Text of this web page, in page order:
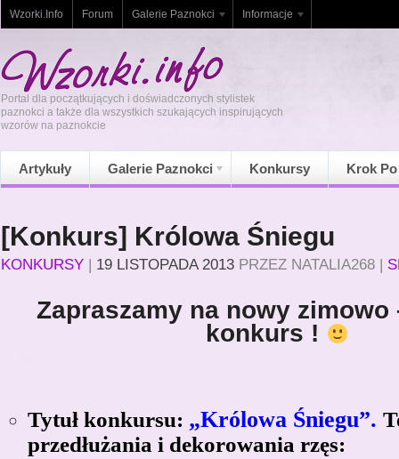
Wzorki.Info Forum Galerie Paznokci Informacje
Portal dla początkujących i doświadczonych stylistek
paznokci a także dla wszystkich szukających inspirujących
wzorów na paznokcie
Artykuły Galerie Paznokci Konkursy Krok
[Konkurs] Królowa Śniegu
KONKURSY | 19 LISTOPADA 2013 PRZEZ NATALIA268 |
Zapraszamy na nowy zimowo
konkurs !
Tytuł konkursu: „Królowa Śniegu”.
przedłużania i dekorowania rzęs: